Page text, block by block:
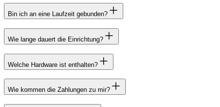
Bin ich an eine Laufzeit gebunden?
Wie lange dauert die Einrichtung?
Welche Hardware ist enthalten?
Wie kommen die Zahlungen zu mir?